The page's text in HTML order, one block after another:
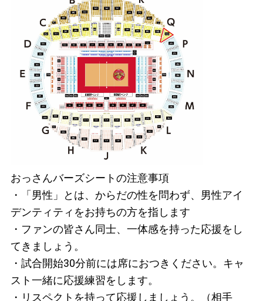
おっさんバーズシートの注意事項
・「男性」とは、からだの性を問わず、男性アイ
デンティティをお持ちの方を指します
・ファンの皆さん同士、一体感を持った応援をし
てきましょう。
・試合開始30分前には席におつきください。キャ
スト一緒に応援練習をします。
・リスペクトを持って応援しましょう。（相手